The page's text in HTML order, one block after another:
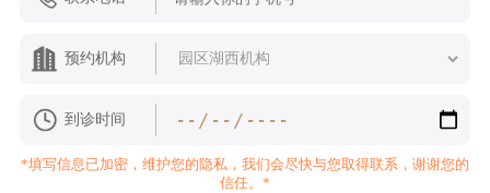
预约机构
到诊时间
*填写信息已加密，维护您的隐私，我们会尽快与您取得联系，谢谢您的
信任。*